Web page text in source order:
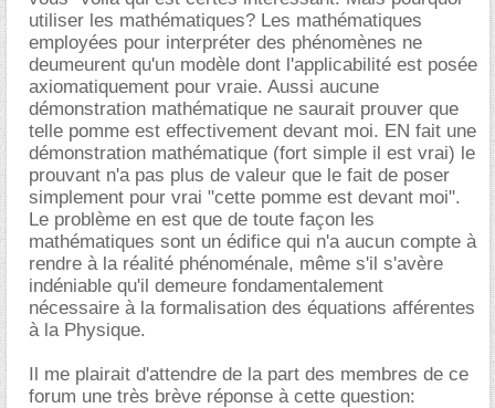
utiliser les mathématiques? Les mathématiques
employées pour interpréter des phénomènes ne
deumeurent qu'un modèle dont l'applicabilité est posée
axiomatiquement pour vraie. Aussi aucune
démonstration mathématique ne saurait prouver que
telle pomme est effectivement devant moi. EN fait une
démonstration mathématique (fort simple il est vrai) le
prouvant n'a pas plus de valeur que le fait de poser
simplement pour vrai "cette pomme est devant moi".
Le problème en est que de toute façon les
mathématiques sont un édifice qui n'a aucun compte à
rendre à la réalité phénoménale, même s'il s'avère
indéniable qu'il demeure fondamentalement
nécessaire à la formalisation des équations afférentes
à la Physique.
Il me plairait d'attendre de la part des membres de ce
forum une très brève réponse à cette question: